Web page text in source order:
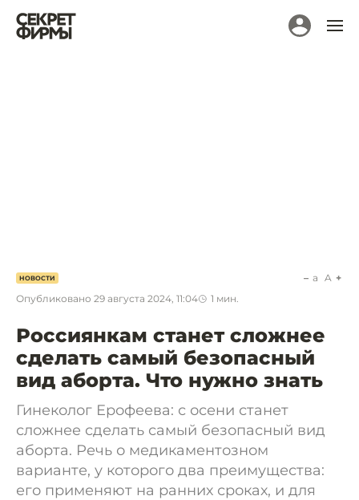
НОВОСТИ
Опубликовано 29 августа 2024, 11:04 1 мин.
a A
Россиянкам станет сложнее
сделать самый безопасный
вид аборта. Что нужно знать
Гинеколог Ерофеева: с осени станет
сложнее сделать самый безопасный вид
аборта. Речь о медикаментозном
варианте, у которого два преимущества:
его применяют на ранних сроках, и для